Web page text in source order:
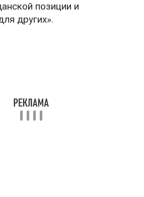
позиции и
других».